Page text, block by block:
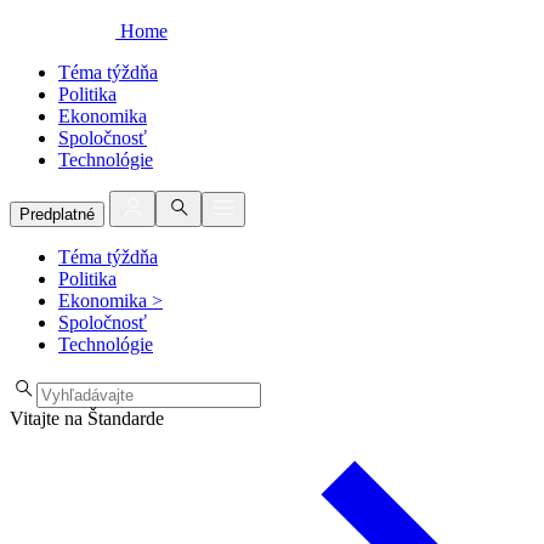
Home
Téma týždňa
Politika
Ekonomika
Spoločnosť
Technológie
Predplatné
Téma týždňa
Politika
Ekonomika >
Spoločnosť
Technológie
Vitajte na Štandarde